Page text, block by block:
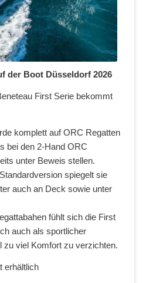
der Boot Düsseldorf 2026
First Serie bekommt
komplett auf ORC Regatten
bei den 2-Hand ORC
unter Beweis stellen.
spiegelt sie
auch an Deck sowie unter
fühlt sich die First
auch als sportlicher
zu viel Komfort zu verzichten.
erhältlich